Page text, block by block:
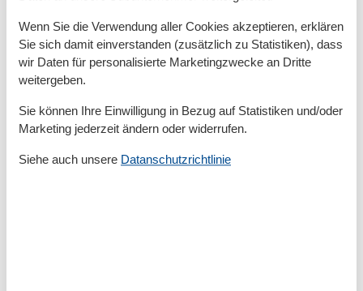
Zur Bushaltestelle
200 m
Zur Tourist-Information
1 km
Grundeinrichtungen
Jahr renoviert
2011
Familienfreundlich
Wenn Sie die Verwendung aller Cookies akzeptieren, erklären
Sie sich damit einverstanden (zusätzlich zu Statistiken), dass
wir Daten für personalisierte Marketingzwecke an Dritte
weitergeben.
Sie können Ihre Einwilligung in Bezug auf Statistiken und/oder
Marketing jederzeit ändern oder widerrufen.
Siehe auch unsere Datanschutzrichtlinie